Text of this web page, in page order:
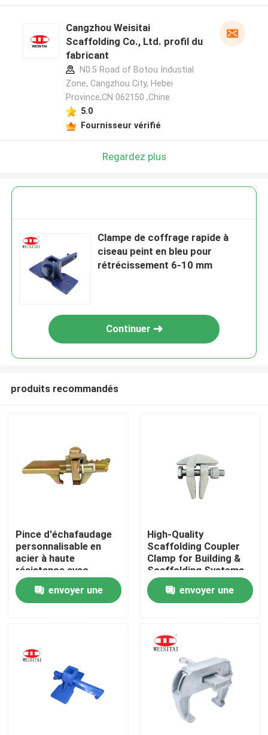
Maison
Produits
Visite d'usine
Contrôle de qualité
Cangzhou Weisitai
Scaffolding Co., Ltd. profil du
fabricant
N0.5 Road of Botou Industial
Zone, Cangzhou City, Hebei
Province,CN 062150 ,Chine
5.0
Fournisseur vérifié
Regardez plus
Clampe de coffrage rapide à
ciseau peint en bleu pour
rétrécissement 6-10 mm
Continuer
produits recommandés
Pince d'échafaudage
personnalisable en
acier à haute
résistance avec
garantie d'un an pour
les systèmes de
construction et de
envoyer une
High-Quality
Scaffolding Coupler
Clamp for Building &
Scaffolding Systems
Worldwide
envoyer une